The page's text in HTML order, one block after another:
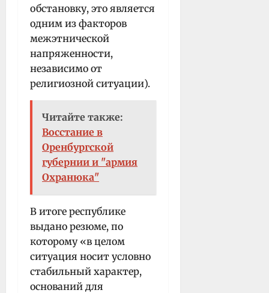
обстановку, это является
одним из факторов
межэтнической
напряженности,
независимо от
религиозной ситуации).
Читайте также:
Восстание в
Оренбургской
губернии и "армия
Охранюка"
В итоге республике
выдано резюме, по
которому «в целом
ситуация носит условно
стабильный характер,
оснований для